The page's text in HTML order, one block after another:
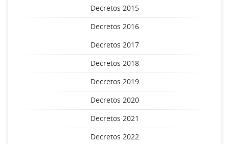
Decretos 2015
Decretos 2016
Decretos 2017
Decretos 2018
Decretos 2019
Decretos 2020
Decretos 2021
Decretos 2022